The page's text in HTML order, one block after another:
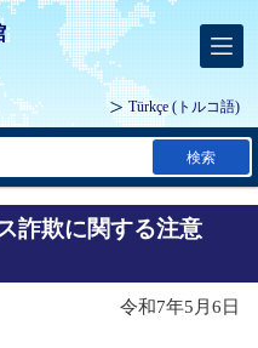
Türkçe(トルコ語)
検索
詐欺に関する注意
令和7年5月6日